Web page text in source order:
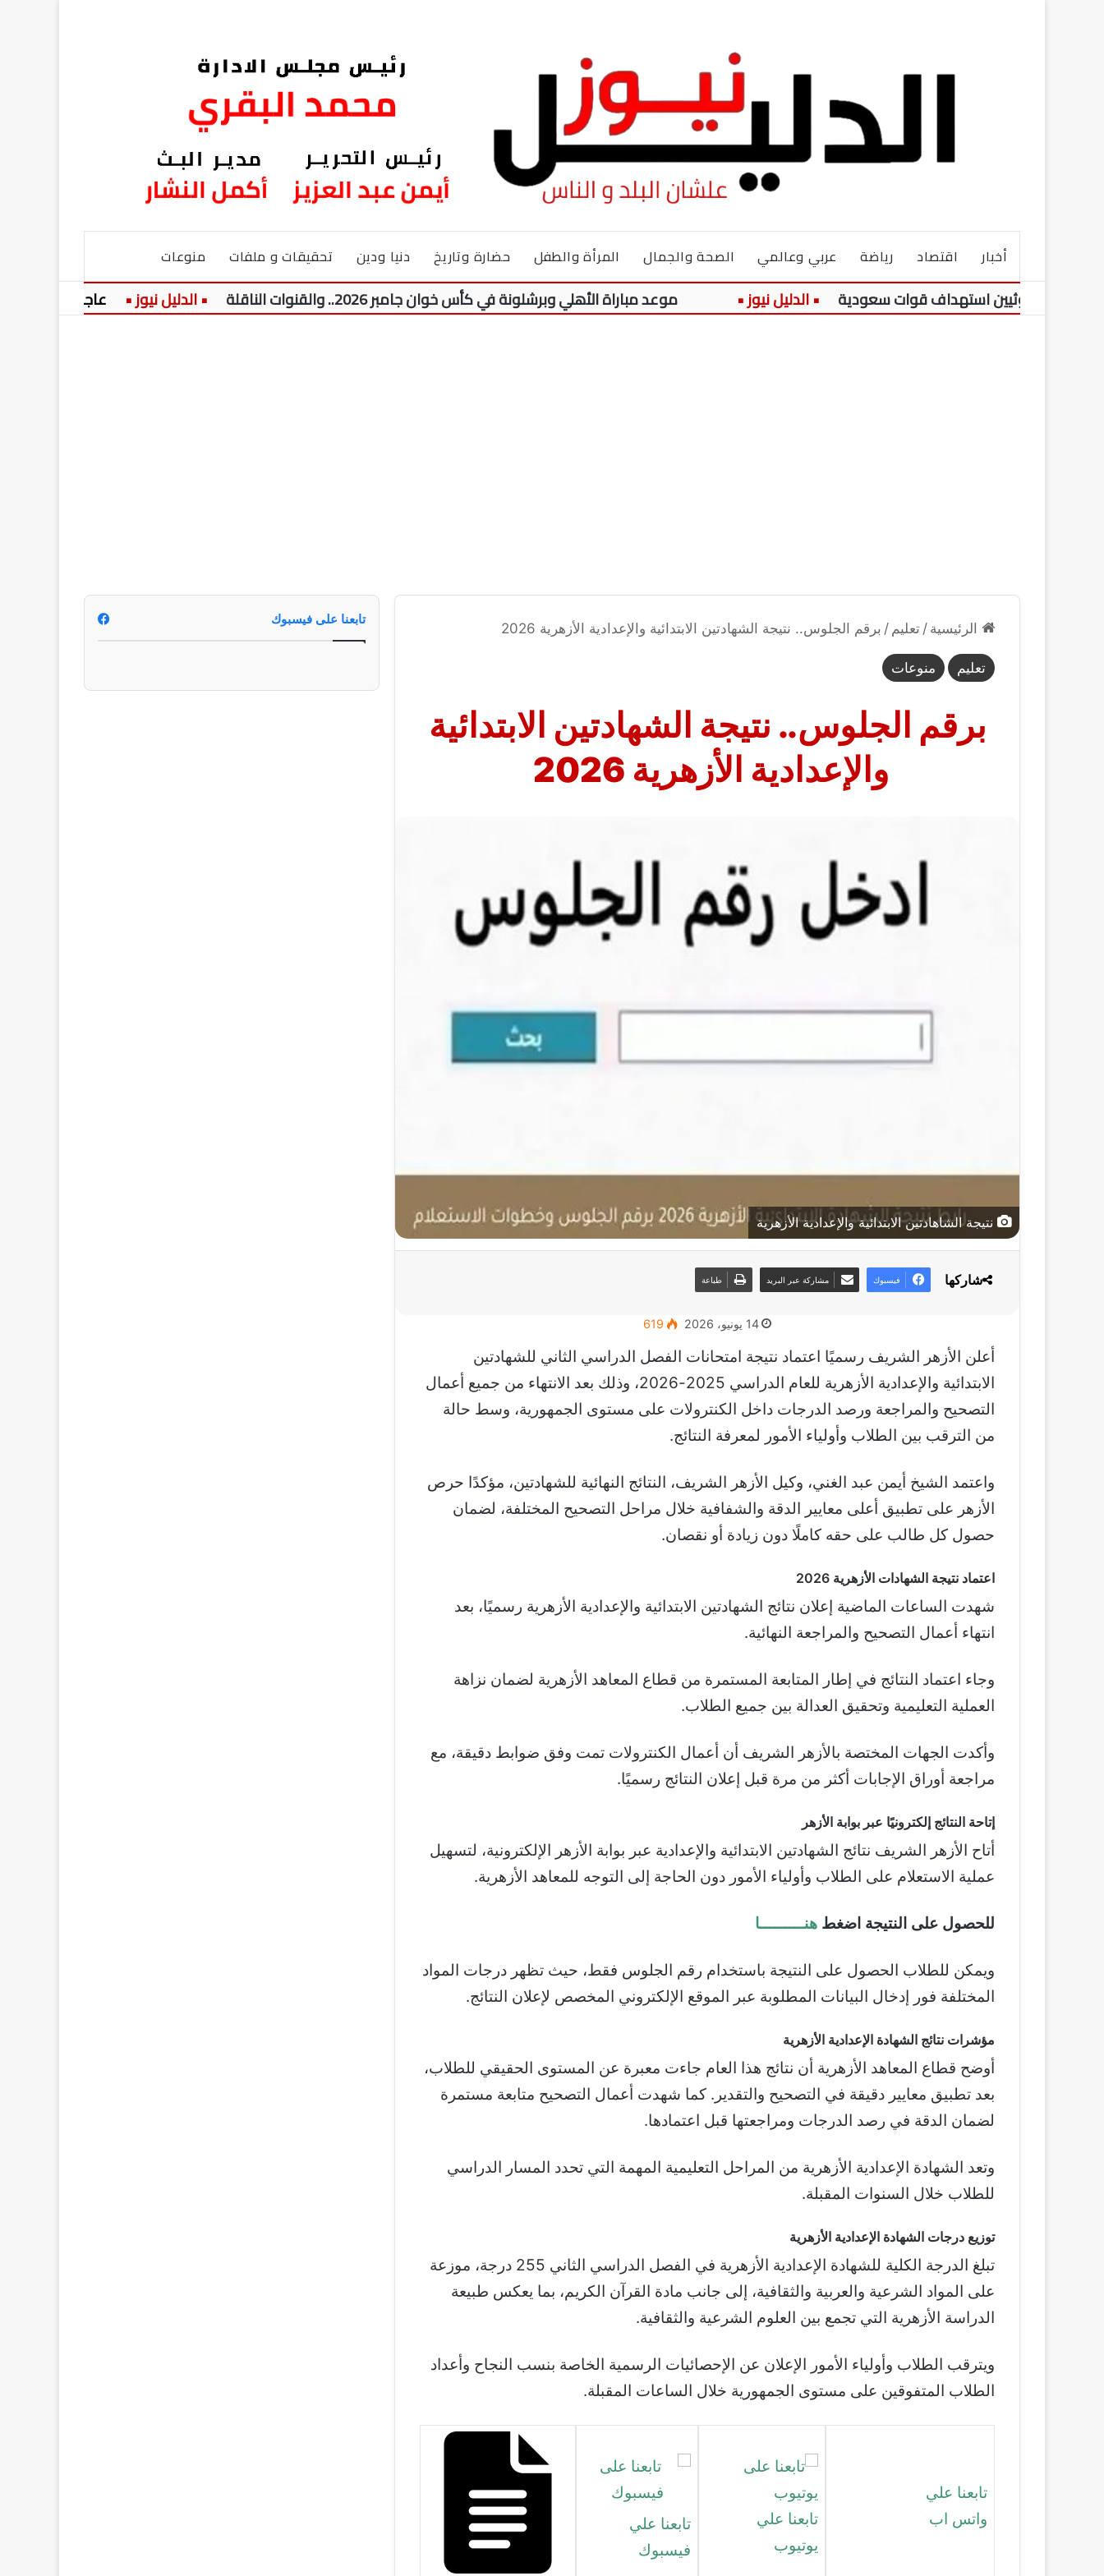
أخبار اقتصاد رياضة عربي وعالمي الصحة والجمال المرأة والطفل حضارة وتاريخ دنيا ودين تحقيقات و ملفات منوعات
الحوثيين استهداف قوات سعودية موعد مباراة الأهلي وبرشلونة في كأس خوان جامبر 2026.. والقنوات الناقلة عاجل:
الرئيسية / تعليم / برقم الجلوس.. نتيجة الشهادتين الابتدائية والإعدادية الأزهرية 2026
تعليم منوعات
برقم الجلوس.. نتيجة الشهادتين الابتدائية
والإعدادية الأزهرية 2026
نتيجة الشاهادتين الابتدائية والإعدادية الأزهرية
14 يونيو، 2026 619
أعلن الأزهر الشريف رسميًا اعتماد نتيجة امتحانات الفصل الدراسي الثاني للشهادتين
الابتدائية والإعدادية الأزهرية للعام الدراسي 2025-2026، وذلك بعد الانتهاء من جميع أعمال
التصحيح والمراجعة ورصد الدرجات داخل الكنترولات على مستوى الجمهورية، وسط حالة
من الترقب بين الطلاب وأولياء الأمور لمعرفة النتائج.
واعتمد الشيخ أيمن عبد الغني، وكيل الأزهر الشريف، النتائج النهائية للشهادتين، مؤكدًا حرص
الأزهر على تطبيق أعلى معايير الدقة والشفافية خلال مراحل التصحيح المختلفة، لضمان
حصول كل طالب على حقه كاملًا دون زيادة أو نقصان.
اعتماد نتيجة الشهادات الأزهرية 2026
شهدت الساعات الماضية إعلان نتائج الشهادتين الابتدائية والإعدادية الأزهرية رسميًا، بعد
انتهاء أعمال التصحيح والمراجعة النهائية.
وجاء اعتماد النتائج في إطار المتابعة المستمرة من قطاع المعاهد الأزهرية لضمان نزاهة
العملية التعليمية وتحقيق العدالة بين جميع الطلاب.
وأكدت الجهات المختصة بالأزهر الشريف أن أعمال الكنترولات تمت وفق ضوابط دقيقة، مع
مراجعة أوراق الإجابات أكثر من مرة قبل إعلان النتائج رسميًا.
إتاحة النتائج إلكترونيًا عبر بوابة الأزهر
أتاح الأزهر الشريف نتائج الشهادتين الابتدائية والإعدادية عبر بوابة الأزهر الإلكترونية، لتسهيل
عملية الاستعلام على الطلاب وأولياء الأمور دون الحاجة إلى التوجه للمعاهد الأزهرية.
للحصول على النتيجة اضغط هنـــــــــا
ويمكن للطلاب الحصول على النتيجة باستخدام رقم الجلوس فقط، حيث تظهر درجات المواد
المختلفة فور إدخال البيانات المطلوبة عبر الموقع الإلكتروني المخصص لإعلان النتائج.
مؤشرات نتائج الشهادة الإعدادية الأزهرية
أوضح قطاع المعاهد الأزهرية أن نتائج هذا العام جاءت معبرة عن المستوى الحقيقي للطلاب،
بعد تطبيق معايير دقيقة في التصحيح والتقدير. كما شهدت أعمال التصحيح متابعة مستمرة
لضمان الدقة في رصد الدرجات ومراجعتها قبل اعتمادها.
وتعد الشهادة الإعدادية الأزهرية من المراحل التعليمية المهمة التي تحدد المسار الدراسي
للطلاب خلال السنوات المقبلة.
توزيع درجات الشهادة الإعدادية الأزهرية
تبلغ الدرجة الكلية للشهادة الإعدادية الأزهرية في الفصل الدراسي الثاني 255 درجة، موزعة
على المواد الشرعية والعربية والثقافية، إلى جانب مادة القرآن الكريم، بما يعكس طبيعة
الدراسة الأزهرية التي تجمع بين العلوم الشرعية والثقافية.
ويترقب الطلاب وأولياء الأمور الإعلان عن الإحصائيات الرسمية الخاصة بنسب النجاح وأعداد
الطلاب المتفوقين على مستوى الجمهورية خلال الساعات المقبلة.
تابعنا علي
واتس اب
تابعنا علي
يوتيوب
تابعنا علي
فيسبوك
شاركها فيسبوك مشاركة عبر البريد طباعة
تابعنا على فيسبوك